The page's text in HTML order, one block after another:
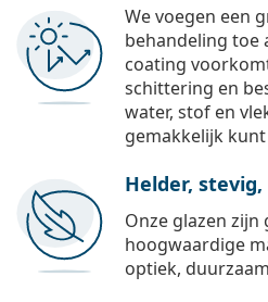
We voegen een
behandeling toe
coating
schittering en
water, stof en
gemakkelijk
Helder,
Onze glazen zijn
hoogwaardige
optiek,